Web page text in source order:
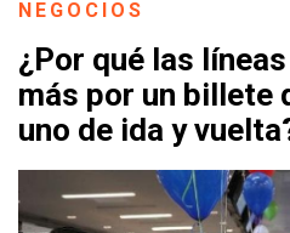
NEGOCIOS
¿Por qué las
más por un billete
uno de ida y